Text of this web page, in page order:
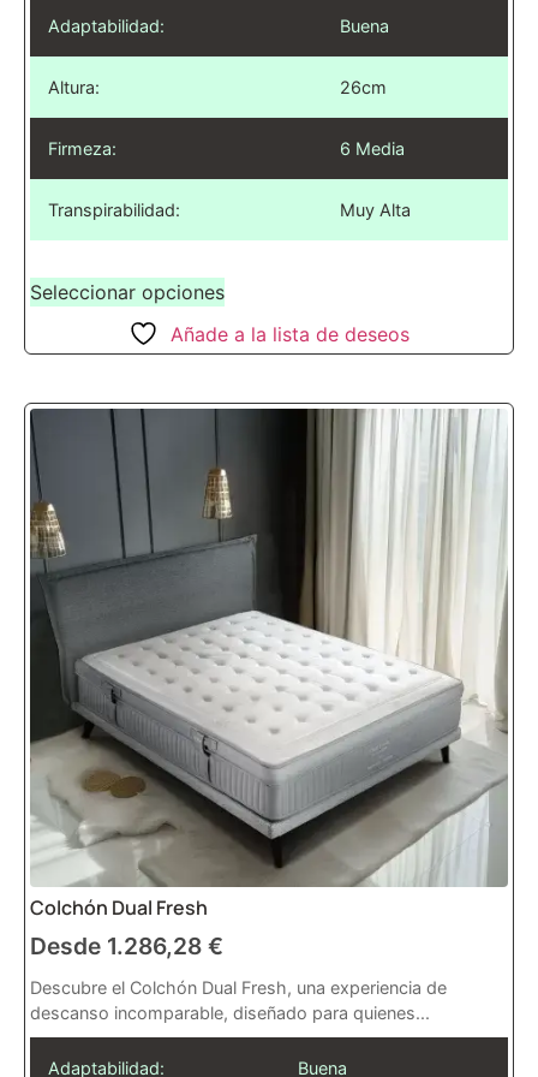
Adaptabilidad: Buena
Altura: 26cm
Firmeza: 6 Media
Transpirabilidad: Muy Alta
Seleccionar opciones
Añade a la lista de deseos
Colchón Dual Fresh
Desde 1.286,28 €
Descubre el Colchón Dual Fresh, una experiencia de
descanso incomparable, diseñado para quienes...
Adaptabilidad: Buena